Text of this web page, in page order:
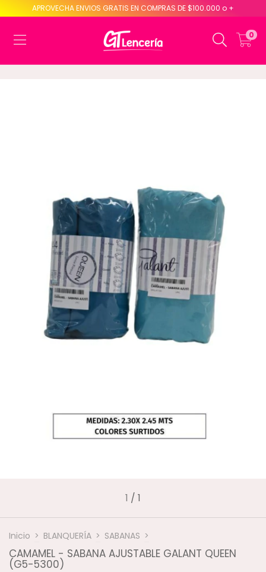
APROVECHA ENVIOS GRATIS EN COMPRAS DE $100.000 o +
0
1 / 1
Inicio > BLANQUERÍA > SABANAS >
CAMAMEL - SABANA AJUSTABLE GALANT QUEEN
(G5-5300)